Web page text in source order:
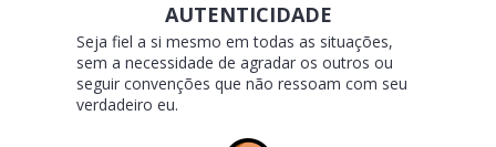
AUTENTICIDADE
Seja fiel a si mesmo em todas as situações,
sem a necessidade de agradar os outros ou
seguir convenções que não ressoam com seu
verdadeiro eu.